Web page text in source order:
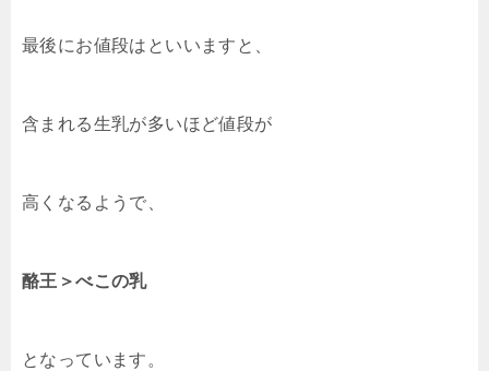
最後にお値段はといいますと、
含まれる生乳が多いほど値段が
高くなるようで、
酪王＞べこの乳
となっています。